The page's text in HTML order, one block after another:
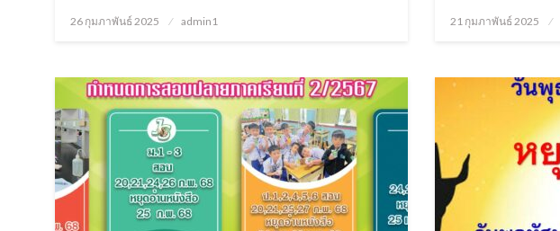
Posted
26 กุมภาพันธ์ 2025 admin1
Posted
21 กุมภาพันธ์ 2025